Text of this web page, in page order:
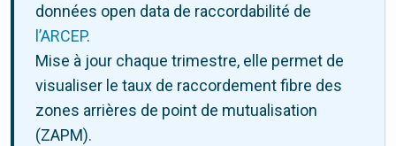
données open data de raccordabilité de
l’ARCEP.
Mise à jour chaque trimestre, elle permet de
visualiser le taux de raccordement fibre des
zones arrières de point de mutualisation
(ZAPM).